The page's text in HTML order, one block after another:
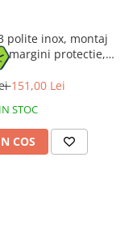
polite inox, montaj
margini protectie,
argintiu
151,00 Lei
IN STOC
COS